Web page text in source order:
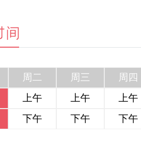
周二 周三 周四
上午 上午 上午
下午 下午 下午